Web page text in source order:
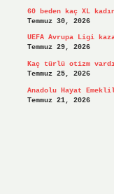
60 beden kaç XL
Temmuz 30, 2026
UEFA Avrupa Ligi
Temmuz 29, 2026
Kaç türlü otizm
Temmuz 25, 2026
Anadolu Hayat
Temmuz 21, 2026